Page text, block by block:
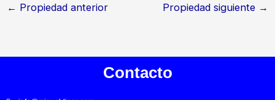
← Propiedad anterior Propiedad siguiente →
Contacto